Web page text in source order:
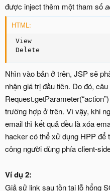
được inject thêm một tham số
HTML:
View
Delete
Nhìn vào bản ở trên, JSP sẽ
nhận giá trị đầu tiên. Do đó, câu
trường hợp ở trên. Vì vậy, khi
email thì kết quả đều là xóa
hacker có thể xử dụng HPP
công người dùng phía client-
Ví dụ 2:
Giả sử link sau tồn tại lỗ hổng